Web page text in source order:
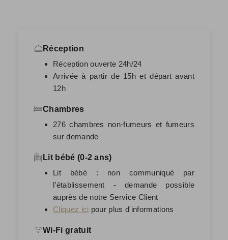
Réception
Réception ouverte 24h/24
Arrivée à partir de 15h et départ avant
12h
Chambres
276 chambres non-fumeurs et fumeurs
sur demande
Lit bébé (0-2 ans)
Lit bébé : non communiqué par
l’établissement - demande possible
auprès de notre Service Client
Cliquez ici pour plus d'informations
Wi-Fi gratuit